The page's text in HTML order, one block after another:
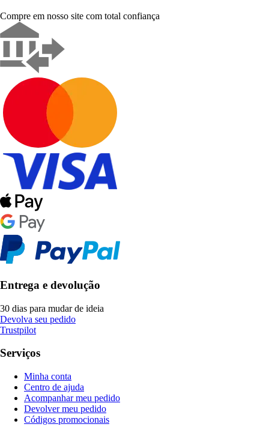
Compre em nosso site com total confiança
Entrega e devolução
30 dias para mudar de ideia
Devolva seu pedido
Trustpilot
Serviços
Minha conta
Centro de ajuda
Acompanhar meu pedido
Devolver meu pedido
Códigos promocionais